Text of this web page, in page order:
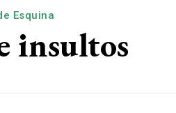
Esquina
insultos